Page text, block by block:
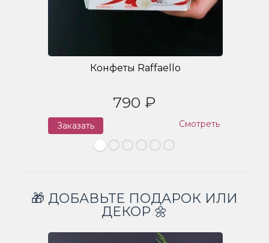
Конфеты Raffaello
790 ₽
Заказать Смотреть
🎁 ДОБАВЬТЕ ПОДАРОК ИЛИ
ДЕКОР 🌼